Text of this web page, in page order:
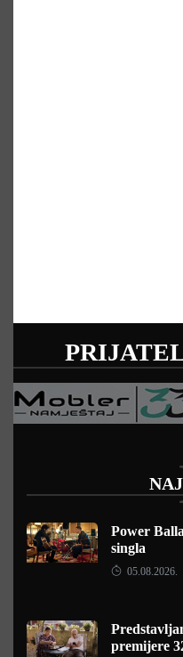
Power
singla
05.08.2026.
premijere